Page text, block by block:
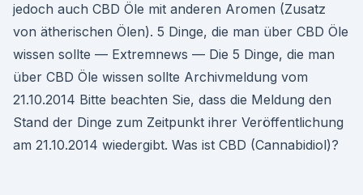
jedoch auch CBD Öle mit anderen Aromen (Zusatz
von ätherischen Ölen). 5 Dinge, die man über CBD Öle
wissen sollte — Extremnews — Die 5 Dinge, die man
über CBD Öle wissen sollte Archivmeldung vom
21.10.2014 Bitte beachten Sie, dass die Meldung den
Stand der Dinge zum Zeitpunkt ihrer Veröffentlichung
am 21.10.2014 wiedergibt. Was ist CBD (Cannabidiol)?